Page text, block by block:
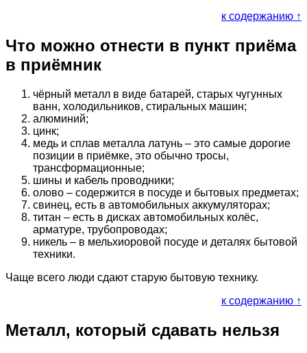
к содержанию ↑
Что можно отнести в пункт приёма
в приёмник
чёрный металл в виде батарей, старых чугунных
ванн, холодильников, стиральных машин;
алюминий;
цинк;
медь и сплав металла латунь – это самые дорогие
позиции в приёмке, это обычно тросы,
трансформационные;
шины и кабель проводники;
олово – содержится в посуде и бытовых предметах;
свинец, есть в автомобильных аккумуляторах;
титан – есть в дисках автомобильных колёс,
арматуре, трубопроводах;
никель – в мельхиоровой посуде и деталях бытовой
техники.
Чаще всего люди сдают старую бытовую технику.
к содержанию ↑
Металл, который сдавать нельзя